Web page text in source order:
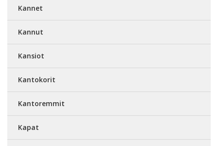
Kannet
Kannut
Kansiot
Kantokorit
Kantoremmit
Kapat